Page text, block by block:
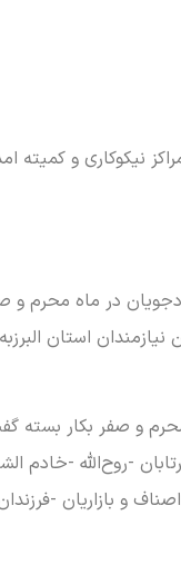
البرز، گفت: ۲۰ هزار پرس غذای گرم با
و بین نیازمندان
و صفر بکار بسته
-روح‌الله -
بازاریان -فرزندان